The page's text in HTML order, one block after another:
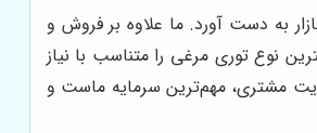
به دست آورد. ما علاوه بر فروش و
نوع توری مرغی را متناسب با نیاز
مشتری، مهم‌ترین سرمایه ماست و